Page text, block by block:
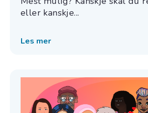
eller kanskje...
Les mer